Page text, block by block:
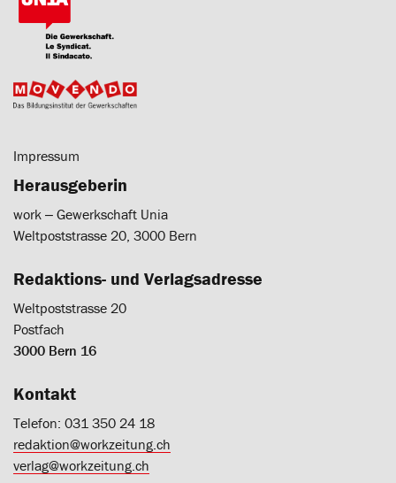
Impressum
Herausgeberin
work ‒ Gewerkschaft Unia
Weltpoststrasse 20, 3000 Bern
Redaktions- und Verlagsadresse
Weltpoststrasse 20
Postfach
3000 Bern 16
Kontakt
Telefon: 031 350 24 18
redaktion@workzeitung.ch
verlag@workzeitung.ch